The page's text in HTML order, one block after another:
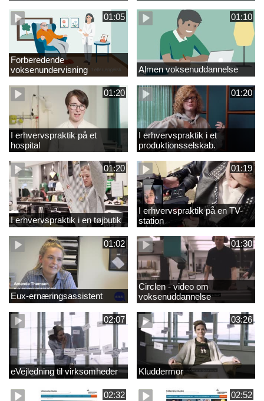
01:05
Forberedende
voksenundervisning
01:10
Almen voksenuddannelse
01:20
I erhvervspraktik på et
hospital
01:20
I erhvervspraktik i et
produktionsselskab.
01:20
I erhvervspraktik i en tøjbutik
01:19
I erhvervspraktik på en TV-
station
01:02
Eux-ernæringsassistent
01:30
Circlen - video om
voksenuddannelse
02:07
eVejledning til virksomheder
03:26
Kluddermor
02:32 02:52